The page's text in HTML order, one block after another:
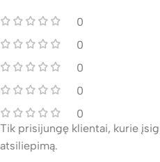
0
0
0
0
0
Tik prisijungę klientai, kurie
atsiliepimą.